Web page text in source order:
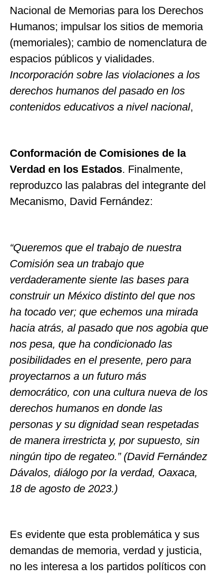
Nacional de Memorias para los Derechos
Humanos; impulsar los sitios de memoria
(memoriales); cambio de nomenclatura de
espacios públicos y vialidades.
Incorporación sobre las violaciones a los
derechos humanos del pasado en los
contenidos educativos a nivel nacional,
Conformación de Comisiones de la
Verdad en los Estados. Finalmente,
reproduzco las palabras del integrante del
Mecanismo, David Fernández:
“Queremos que el trabajo de nuestra
Comisión sea un trabajo que
verdaderamente siente las bases para
construir un México distinto del que nos
ha tocado ver; que echemos una mirada
hacia atrás, al pasado que nos agobia que
nos pesa, que ha condicionado las
posibilidades en el presente, pero para
proyectarnos a un futuro más
democrático, con una cultura nueva de los
derechos humanos en donde las
personas y su dignidad sean respetadas
de manera irrestricta y, por supuesto, sin
ningún tipo de regateo.” (David Fernández
Dávalos, diálogo por la verdad, Oaxaca,
18 de agosto de 2023.)
Es evidente que esta problemática y sus
demandas de memoria, verdad y justicia,
no les interesa a los partidos políticos con